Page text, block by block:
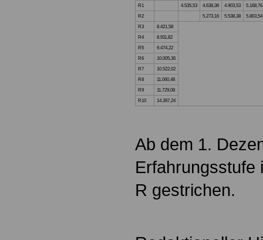
R1 4.535,53 4.638,36 4.903,53
5.168,76
R2
5.273,16 5.538,38
5.803,54
R3
8.421,58
R4
8.911,82
R5
9.474,22
R6
10.005,36
R7
10.522,02
R8
11.060,48
R9
11.729,08
R10
14.397,24
Ab dem 1.
Erfahrungsstufe
R gestrichen.